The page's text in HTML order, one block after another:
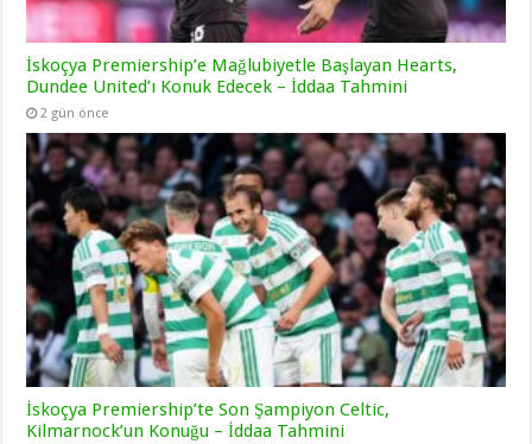
İskoçya Premiership’e Mağlubiyetle Başlayan Hearts,
Dundee United’ı Konuk Edecek – İddaa Tahmini
2 gün önce
İskoçya Premiership’te Son Şampiyon Celtic,
Kilmarnock’un Konuğu – İddaa Tahmini